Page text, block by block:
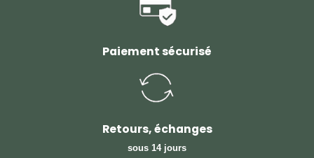
Paiement sécurisé
Retours, échanges
sous 14 jours